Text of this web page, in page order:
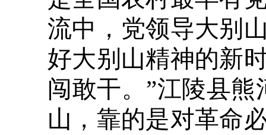
流中，党领导大别
好大别山精神的新
闯敢干。 ”江陵县熊
山，靠的是对革命